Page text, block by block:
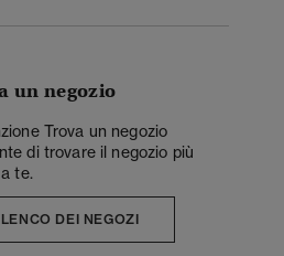
un negozio
Trova un negozio
di trovare il negozio più
te.
DEI NEGOZI